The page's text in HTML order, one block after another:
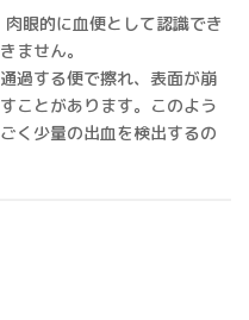
眼的に血便として認識でき
ません。
過する便で擦れ、表面が崩
ことがあります。このよう
く少量の出血を検出するの